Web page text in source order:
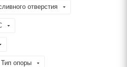
отверстия
Тип опоры